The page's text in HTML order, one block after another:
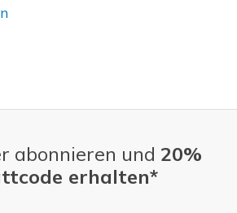
abonnieren und 20%
erhalten*